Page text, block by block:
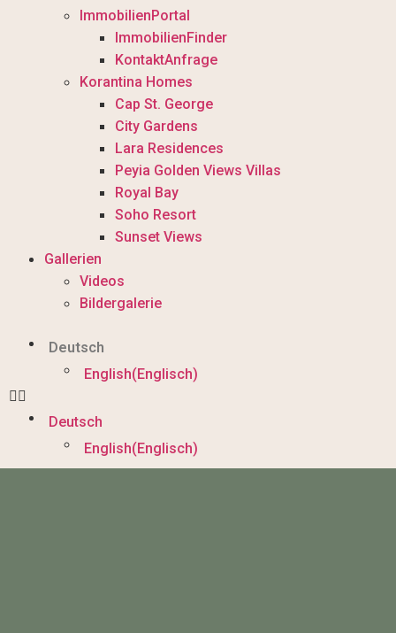
ImmobilienPortal
ImmobilienFinder
KontaktAnfrage
Korantina Homes
Cap St. George
City Gardens
Lara Residences
Peyia Golden Views Villas
Royal Bay
Soho Resort
Sunset Views
Gallerien
Videos
Bildergalerie
Deutsch
English(Englisch)
Deutsch
English(Englisch)